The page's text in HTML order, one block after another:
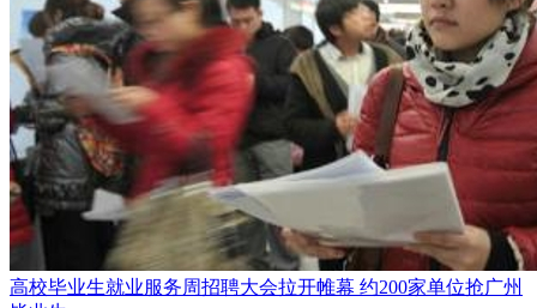
高校毕业生就业服务周招聘大会拉开帷幕 约200家单位抢广州